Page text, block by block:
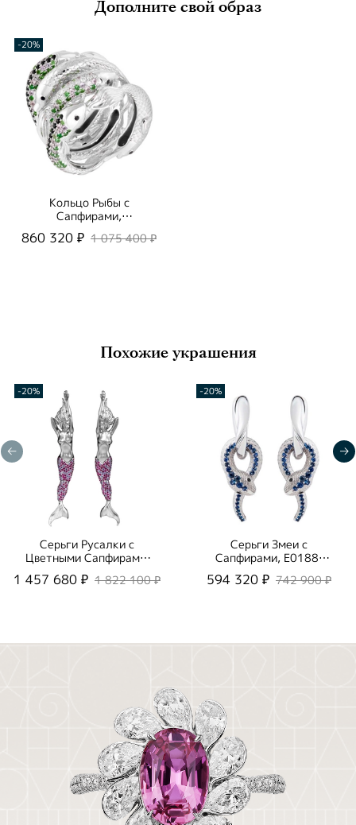
Дополните свой образ
-20%
Кольцо Рыбы с
Сапфирами,
Цаворитами и
Бриллиантами, R0251-
860 320 ₽ 1 075 400 ₽
Похожие украшения
-20%
Серьги Русалки с
Цветными Сапфирами,
E0163-0/2
1 457 680 ₽ 1 822 100 ₽
-20%
Серьги Змеи с
Сапфирами, E0188-
0/10
594 320 ₽ 742 900 ₽